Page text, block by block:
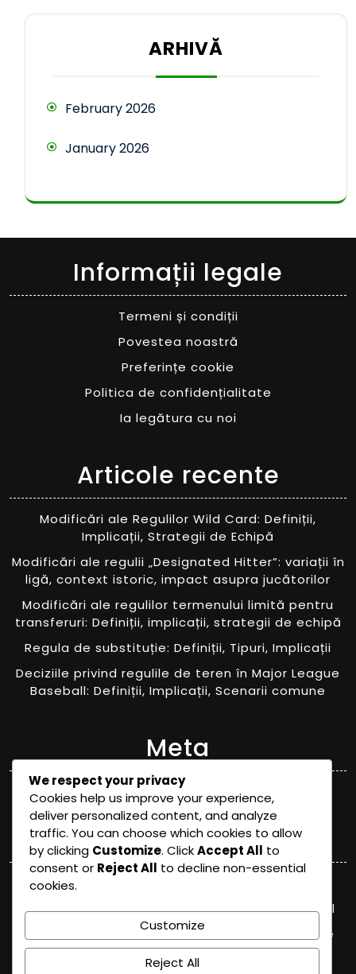
ARHIVĂ
February 2026
January 2026
Informații legale
Termeni și condiții
Povestea noastră
Preferințe cookie
Politica de confidențialitate
Ia legătura cu noi
Articole recente
Modificări ale Regulilor Wild Card: Definiții,
Implicații, Strategii de Echipă
Modificări ale regulii „Designated Hitter”: variații în
ligă, context istoric, impact asupra jucătorilor
Modificări ale regulilor termenului limită pentru
transferuri: Definiții, implicații, strategii de echipă
Regula de substituție: Definiții, Tipuri, Implicații
Deciziile privind regulile de teren în Major League
Baseball: Definiții, Implicații, Scenarii comune
Meta
Log in
Categories
Deciziile arbitrilor în Liga Majoră de Baseball
Explicații ale regulilor în Liga Majoră de Baseball
Schimbări recente ale regulilor în Major League
Baseball
We respect your privacy
Cookies help us improve your experience,
deliver personalized content, and analyze
traffic. You can choose which cookies to allow
by clicking Customize. ClickAccept All to
consent or Reject All to decline non-essential
cookies.
Customize
Reject All